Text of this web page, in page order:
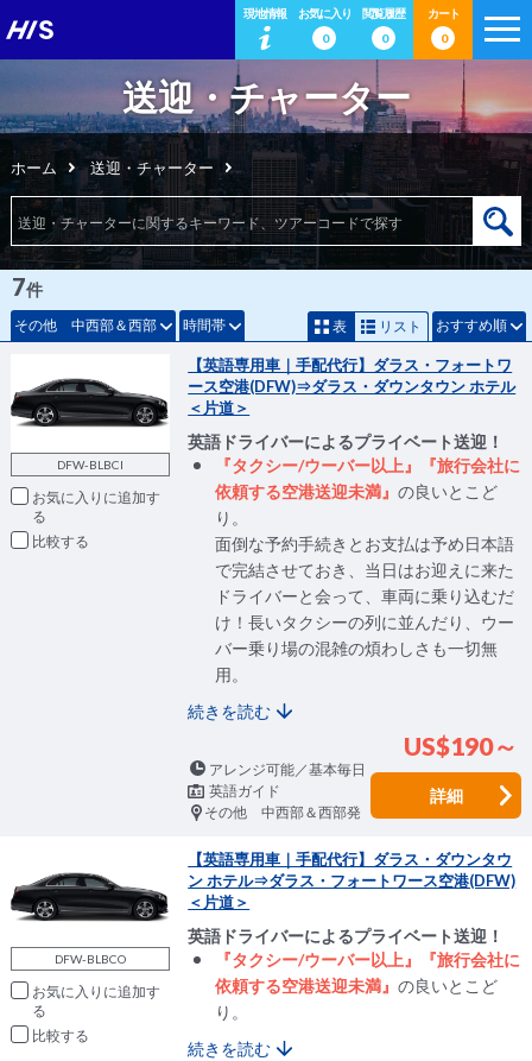
現地情報
お気に入り
0
閲覧履歴
0
カート
0
送迎・チャーター
ホーム 送迎・チャーター
その他 中西部＆西部 時間帯
7件
表 リスト おすすめ順
DFW-BLBCI
お気に入りに追加
比較
【英語専用車｜手配代行】ダラス・フォートワ
ース空港(DFW)⇒ダラス・ダウンタウン ホテル
＜片道＞
英語ドライバーによるプライベート送迎！
『タクシー/ウーバー以上』『旅行会社に
依頼する空港送迎未満』の良いとこど
り。
面倒な予約手続きとお支払は予め日本語
で完結させておき、当日はお迎えに来た
ドライバーと会って、車両に乗り込むだ
け！長いタクシーの列に並んだり、ウー
バー乗り場の混雑の煩わしさも一切無
用。
続きを読む
US$190～
アレンジ可能／基本毎日
英語ガイド
その他 中西部＆西部発
詳細
DFW-BLBCO
お気に入りに追加
比較
【英語専用車｜手配代行】ダラス・ダウンタウ
ン ホテル⇒ダラス・フォートワース空港(DFW)
＜片道＞
英語ドライバーによるプライベート送迎！
『タクシー/ウーバー以上』『旅行会社に
依頼する空港送迎未満』の良いとこど
り。
続きを読む